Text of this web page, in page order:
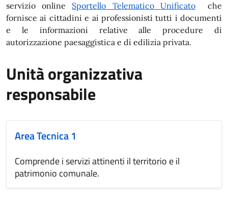
servizio online Sportello Telematico Unificatoche
fornisce ai cittadini e ai professionisti tutti i documenti
e le informazioni relative alle procedure di
autorizzazione paesaggistica e di edilizia privata.
Unità organizzativa
responsabile
Area Tecnica 1
Comprende i servizi attinenti il territorio e il
patrimonio comunale.